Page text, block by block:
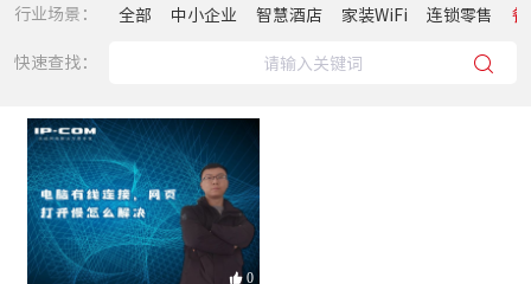
行业场景：
全部 中小企业 智慧酒店 家装WiFi 连锁零售
快速查找：
0